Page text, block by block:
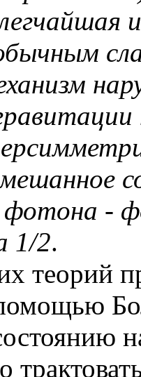
фотона -
1/2.
теорий